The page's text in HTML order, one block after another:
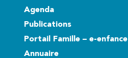
Agenda
Publications
Portail Famille – e-enfance
Annuaire